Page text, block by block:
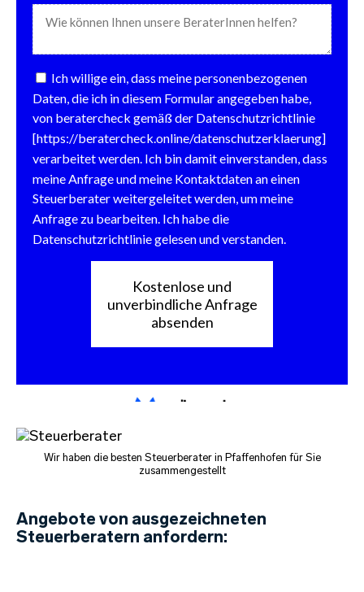
Wir haben die besten Steuerberater in Pfaffenhofen für Sie
zusammengestellt
Angebote von ausgezeichneten
Steuerberatern anfordern: